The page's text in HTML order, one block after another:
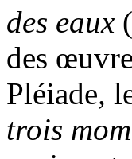
des eaux
des
Pléiade,
trois